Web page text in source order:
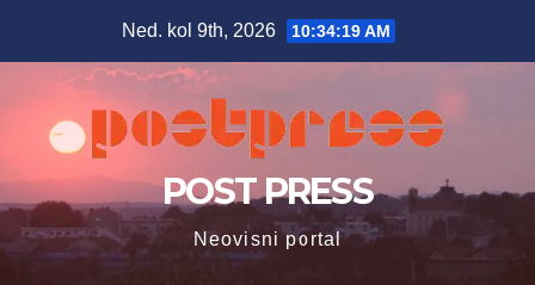
Ned. kol 9th, 2026 10:34:21 AM
POST PRESS
Neovisni portal